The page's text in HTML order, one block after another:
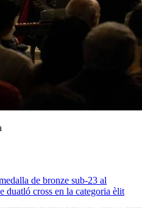
de bronze sub-23 al
duatló cross en la categoria èlit